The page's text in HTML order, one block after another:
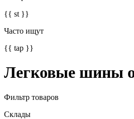
{{ st }}
Часто ищут
{{ tap }}
Легковые шины
Фильтр товаров
Склады